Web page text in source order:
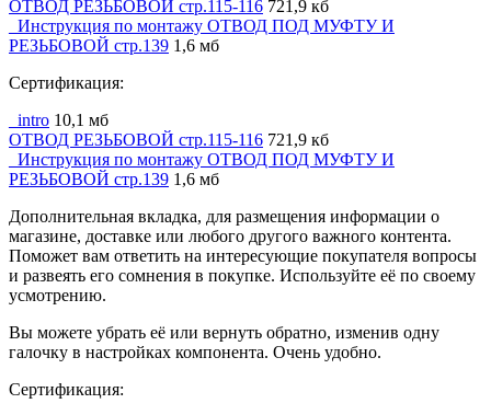
ОТВОД РЕЗЬБОВОЙ стр.115-116 721,9 кб
_Инструкция по монтажу ОТВОД ПОД МУФТУ И
РЕЗЬБОВОЙ стр.139 1,6 мб
Сертификация:
_intro 10,1 мб
ОТВОД РЕЗЬБОВОЙ стр.115-116 721,9 кб
_Инструкция по монтажу ОТВОД ПОД МУФТУ И
РЕЗЬБОВОЙ стр.139 1,6 мб
Дополнительная вкладка, для размещения информации о
магазине, доставке или любого другого важного контента.
Поможет вам ответить на интересующие покупателя вопросы
и развеять его сомнения в покупке. Используйте её по своему
усмотрению.
Вы можете убрать её или вернуть обратно, изменив одну
галочку в настройках компонента. Очень удобно.
Сертификация: